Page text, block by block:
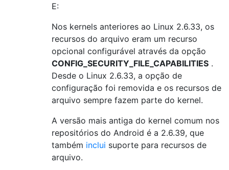
E:
Nos kernels anteriores ao Linux 2.6.33, os
recursos do arquivo eram um recurso
opcional configurável através da opção
CONFIG_SECURITY_FILE_CAPABILITIES .
Desde o Linux 2.6.33, a opção de
configuração foi removida e os recursos de
arquivo sempre fazem parte do kernel.
A versão mais antiga do kernel comum nos
repositórios do Android é a 2.6.39, que
também inclui suporte para recursos de
arquivo.